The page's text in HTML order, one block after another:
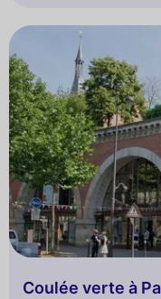
culturels de la
murs les destins
l’Histoire de France.
Coulée verte à